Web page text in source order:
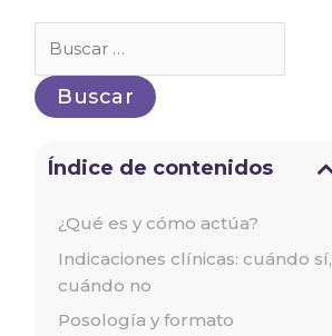
por:
Índice de contenidos
¿Qué es y cómo actúa?
Indicaciones clínicas: cuándo sí,
cuándo no
Posología y formato